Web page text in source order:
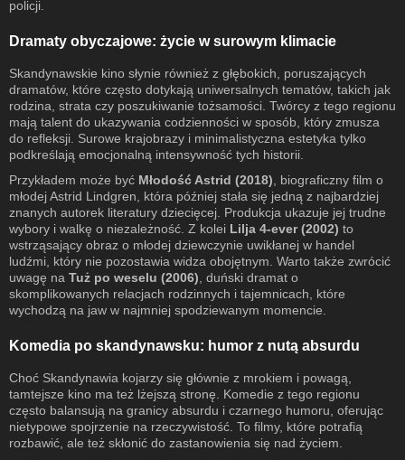
policji.
Dramaty obyczajowe: życie w surowym klimacie
Skandynawskie kino słynie również z głębokich, poruszających
dramatów, które często dotykają uniwersalnych tematów, takich jak
rodzina, strata czy poszukiwanie tożsamości. Twórcy z tego regionu
mają talent do ukazywania codzienności w sposób, który zmusza
do refleksji. Surowe krajobrazy i minimalistyczna estetyka tylko
podkreślają emocjonalną intensywność tych historii.
Przykładem może być Młodość Astrid (2018) , biograficzny film o
młodej Astrid Lindgren, która później stała się jedną z najbardziej
znanych autorek literatury dziecięcej. Produkcja ukazuje jej trudne
wybory i walkę o niezależność. Z kolei Lilja 4-ever (2002) to
wstrząsający obraz o młodej dziewczynie uwikłanej w handel
ludźmi, który nie pozostawia widza obojętnym. Warto także zwrócić
uwagę na Tuż po weselu (2006) , duński dramat o
skomplikowanych relacjach rodzinnych i tajemnicach, które
wychodzą na jaw w najmniej spodziewanym momencie.
Komedia po skandynawsku: humor z nutą absurdu
Choć Skandynawia kojarzy się głównie z mrokiem i powagą,
tamtejsze kino ma też lżejszą stronę. Komedie z tego regionu
często balansują na granicy absurdu i czarnego humoru, oferując
nietypowe spojrzenie na rzeczywistość. To filmy, które potrafią
rozbawić, ale też skłonić do zastanowienia się nad życiem.